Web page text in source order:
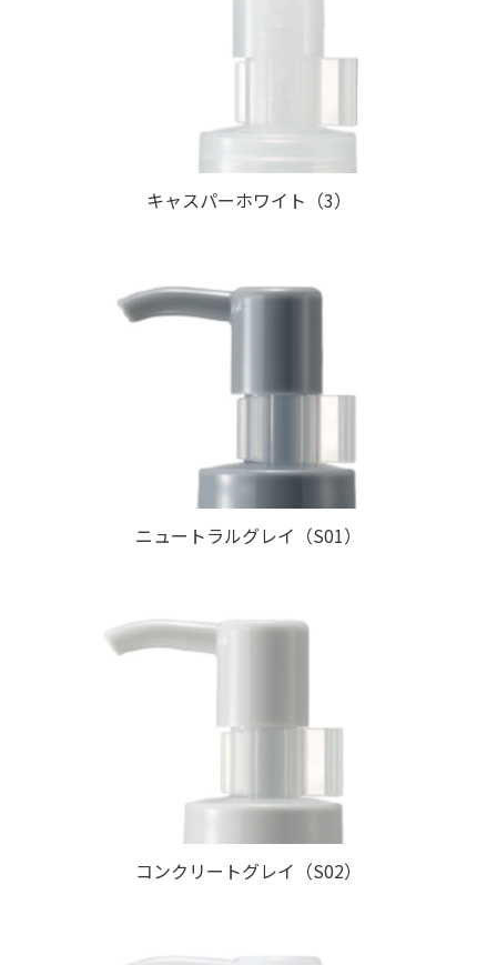
キャスパーホワイト（3）
ニュートラルグレイ（S01）
コンクリートグレイ（S02）